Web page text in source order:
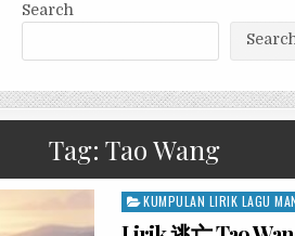
Search
Tag: Tao Wang
Posted
in
KUMPULAN LIRIK LAGU